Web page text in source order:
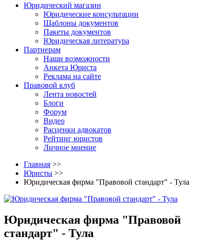
Юридический магазин
Юридические консультации
Шаблоны документов
Пакеты документов
Юридическая литература
Партнерам
Наши возможности
Анкета Юриста
Реклама на сайте
Правовой клуб
Лента новостей
Блоги
Форум
Видео
Расценки адвокатов
Рейтинг юристов
Личное мнение
Главная >>
Юристы >>
Юридическая фирма "Правовой стандарт" - Тула
Юридическая фирма "Правовой
стандарт" - Тула